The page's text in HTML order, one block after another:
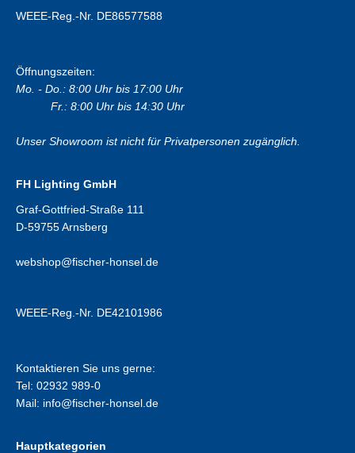
WEEE-Reg.-Nr. DE86577588
Öffnungszeiten:
Mo. - Do.: 8:00 Uhr bis 17:00 Uhr
Fr.: 8:00 Uhr bis 14:30 Uhr
Unser Showroom ist nicht für Privatpersonen zugänglich.
FH Lighting GmbH
Graf-Gottfried-Straße 111
D-59755 Arnsberg
webshop@fischer-honsel.de
WEEE-Reg.-Nr. DE42101986
Kontaktieren Sie uns gerne:
Tel: 02932 989-0
Mail: info@fischer-honsel.de
Hauptkategorien